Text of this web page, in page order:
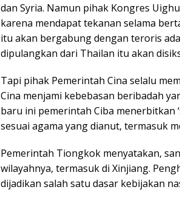
dan Syria. Namun pihak Kongres
karena mendapat tekanan selama
itu akan bergabung dengan teroris
dipulangkan dari Thailan itu akan
Tapi pihak Pemerintah Cina selalu
Cina menjami kebebasan beribadah
baru ini pemerintah Ciba menerbitkan
sesuai agama yang dianut, termasuk
Pemerintah Tiongkok menyatakan,
wilayahnya, termasuk di Xinjiang.
dijadikan salah satu dasar kebijakan